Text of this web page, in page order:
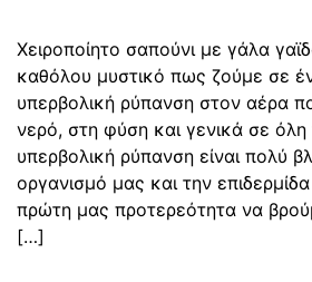
Χειροποίητο σαπούνι με γάλα
καθόλου μυστικό πως ζούμε σε
υπερβολική ρύπανση στον αέρα
νερό, στη φύση και γενικά σε
υπερβολική ρύπανση είναι πολύ
οργανισμό μας και την επιδερμίδα
πρώτη μας προτερεότητα να
[…]